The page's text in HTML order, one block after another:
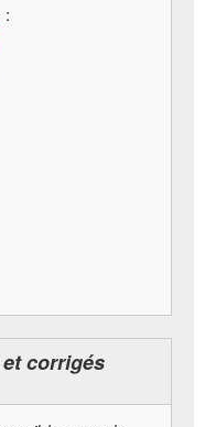
:
et corrigés